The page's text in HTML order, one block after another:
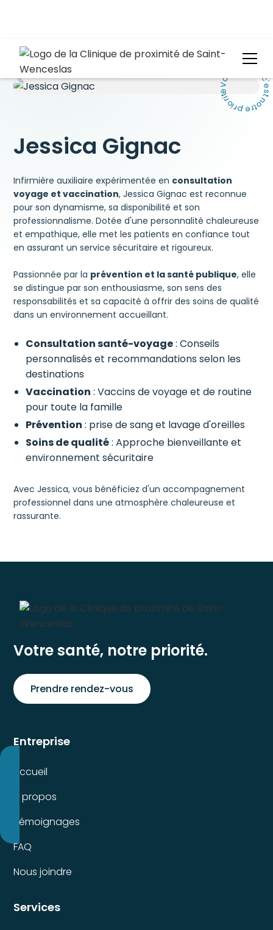
Jessica Gignac
Infirmière auxiliaire expérimentée en consultation
voyage et vaccination, Jessica Gignac est reconnue
pour son dynamisme, sa disponibilité et son
professionnalisme. Dotée d'une personnalité chaleureuse
et empathique, elle met les patients en confiance tout
en assurant un service sécuritaire et rigoureux.
Passionnée par la prévention et la santé publique, elle
se distingue par son enthousiasme, son sens des
responsabilités et sa capacité à offrir des soins de qualité
dans un environnement accueillant.
Consultation santé-voyage: Conseils
personnalisés et recommandations selon les
destinations
Vaccination : Vaccins de voyage et de routine
pour toute la famille
Prévention : prise de sang et lavage d'oreilles
Soins de qualité: Approche bienveillante et
environnement sécuritaire
Avec Jessica, vous bénéficiez d'un accompagnement
professionnel dans une atmosphère chaleureuse et
rassurante.
Votre santé, c'est notre priorité.
Votre santé, notre priorité.
Prendre rendez-vous
Entreprise
Accueil
À propos
Témoignages
FAQ
Nous joindre
Services